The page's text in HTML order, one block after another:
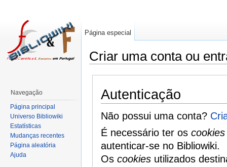
Criar uma conta ou
Autenticação
Não possui uma conta?
É necessário ter os cookies
autenticar-se no Bibliowiki.
Os cookiesutilizados
Página especial
Navegação
Página principal
Universo Bibliowiki
Estatísticas
Mudanças recentes
Página aleatória
Ajuda